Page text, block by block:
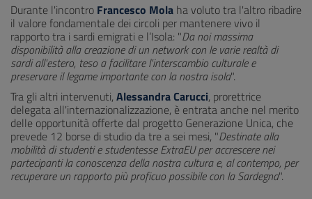
Durante l'incontro Francesco Mola ha voluto tra l'altro ribadire
il valore fondamentale dei circoli per mantenere vivo il
rapporto tra i sardi emigrati e l’Isola: "Da noi massima
disponibilità alla creazione di un network con le varie realtà di
sardi all'estero, teso a facilitare l'interscambio culturale e
preservare il legame importante con la nostra isola".
Tra gli altri intervenuti, Alessandra Carucci, prorettrice
delegata all'internazionalizzazione, è entrata anche nel merito
delle opportunità offerte dal progetto Generazione Unica, che
prevede 12 borse di studio da tre a sei mesi, "Destinate alla
mobilità di studenti e studentesse ExtraEUper accrescere nei
partecipanti la conoscenza della nostra cultura e, al contempo, per
recuperare un rapporto più proficuo possibile con la Sardegna".